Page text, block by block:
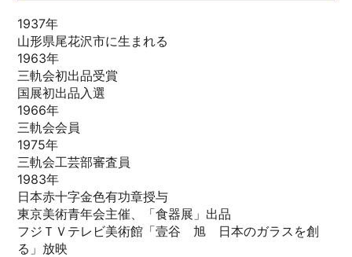
1937年
山形県尾花沢市に生まれる
1963年
三軌会初出品受賞
国展初出品入選
1966年
三軌会会員
1975年
三軌会工芸部審査員
1983年
日本赤十字金色有功章授与
東京美術青年会主催、「食器展」出品
フジＴＶテレビ美術館「壹谷 旭 日本のガラスを創
る」放映